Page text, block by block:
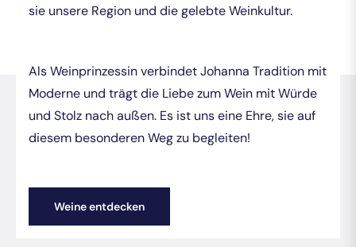
sie unsere Region und die gelebte Weinkultur.
Als Weinprinzessin verbindet Johanna Tradition mit
Moderne und trägt die Liebe zum Wein mit Würde
und Stolz nach außen. Es ist uns eine Ehre, sie auf
diesem besonderen Weg zu begleiten!
Weine entdecken